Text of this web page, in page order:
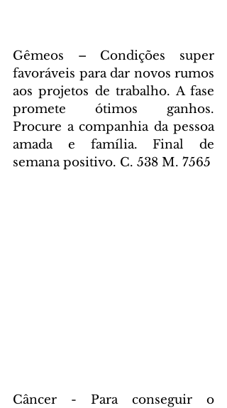
Gêmeos – Condições super
favoráveis para dar novos rumos
aos projetos de trabalho. A fase
promete ótimos ganhos.
Procure a companhia da pessoa
amada e família. Final de
semana positivo. C. 538 M. 7565
Câncer - Para conseguir o